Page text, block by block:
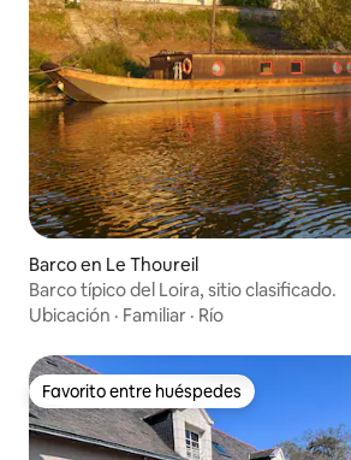
Barco en Le Thoureil
Barco típico del Loira, sitio clasificado.
Ubicación · Familiar · Río
Favorito entre huéspedes
Favorito entre huéspedes